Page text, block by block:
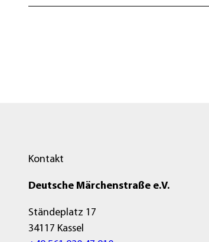
Kontakt
Deutsche Märchenstraße e.V.
Ständeplatz 17
34117 Kassel